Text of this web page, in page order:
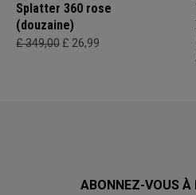
Splatter 360 rose
(douzaine)
£ 349,00 £ 26,99
ABONNEZ-VOUS À